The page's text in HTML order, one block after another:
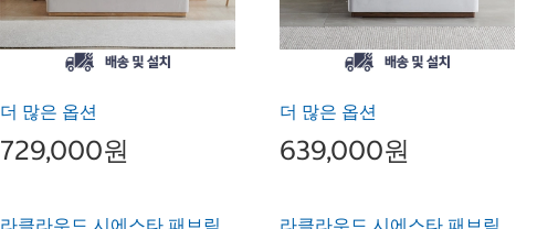
더 많은 옵션
729,000원
라클라우드 시에스타 패브릭
더 많은 옵션
639,000원
라클라우드 시에스타 패브릭